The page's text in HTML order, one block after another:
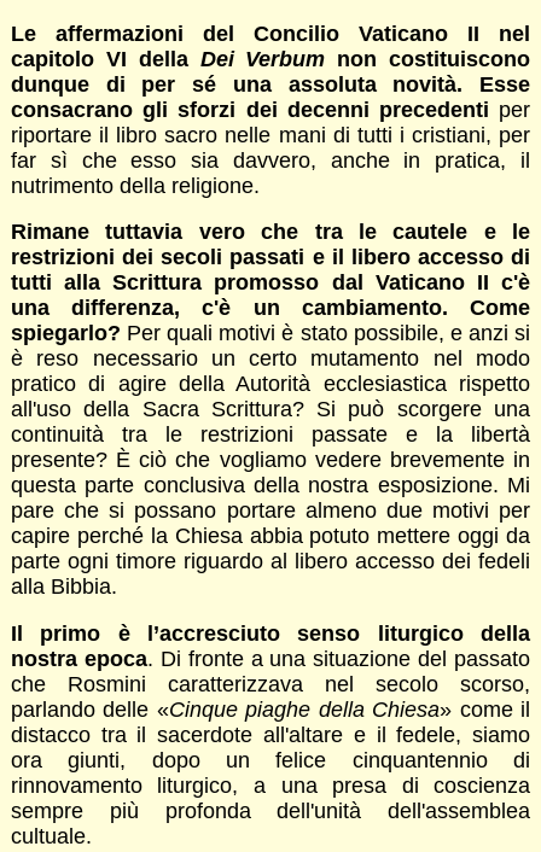
Le affermazioni del Concilio Vaticano II nel
capitolo VI della Dei Verbum non costituiscono
dunque di per sé una assoluta novità. Esse
consacrano gli sforzi dei decenni precedenti per
riportare il libro sacro nelle mani di tutti i cristiani, per
far sì che esso sia davvero, anche in pratica, il
nutrimento della religione.
Rimane tuttavia vero che tra le cautele e le
restrizioni dei secoli passati e il libero accesso di
tutti alla Scrittura promosso dal Vaticano II c'è
una differenza, c'è un cambiamento. Come
spiegarlo? Per quali motivi è stato possibile, e anzi si
è reso necessario un certo mutamento nel modo
pratico di agire della Autorità ecclesiastica rispetto
all'uso della Sacra Scrittura? Si può scorgere una
continuità tra le restrizioni passate e la libertà
presente? È ciò che vogliamo vedere brevemente in
questa parte conclusiva della nostra esposizione. Mi
pare che si possano portare almeno due motivi per
capire perché la Chiesa abbia potuto mettere oggi da
parte ogni timore riguardo al libero accesso dei fedeli
alla Bibbia.
Il primo è l’accresciuto senso liturgico della
nostra epoca. Di fronte a una situazione del passato
che Rosmini caratterizzava nel secolo scorso,
parlando delle «Cinque piaghe della Chiesa» come il
distacco tra il sacerdote all'altare e il fedele, siamo
ora giunti, dopo un felice cinquantennio di
rinnovamento liturgico, a una presa di coscienza
sempre più profonda dell'unità dell'assemblea
cultuale.